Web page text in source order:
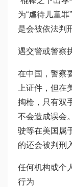
为“虐待儿童
是会被依法判
遇交警或警察
在中国，警察
上证件，但
掏枪，只有双
不会造成误会
驶等在美国属
的还会被判刑
任何机构或个
行为